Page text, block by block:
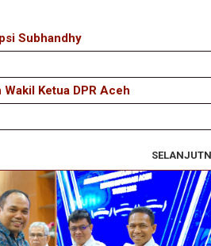
Subhandhy
Ketua DPR Aceh